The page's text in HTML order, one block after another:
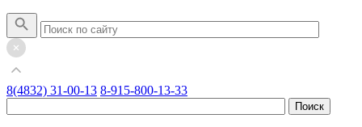
8(4832) 31-00-13 8-915-800-13-33